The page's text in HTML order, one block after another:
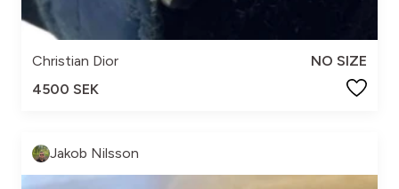
Christian Dior
NO SIZE
4500 SEK
Jakob Nilsson